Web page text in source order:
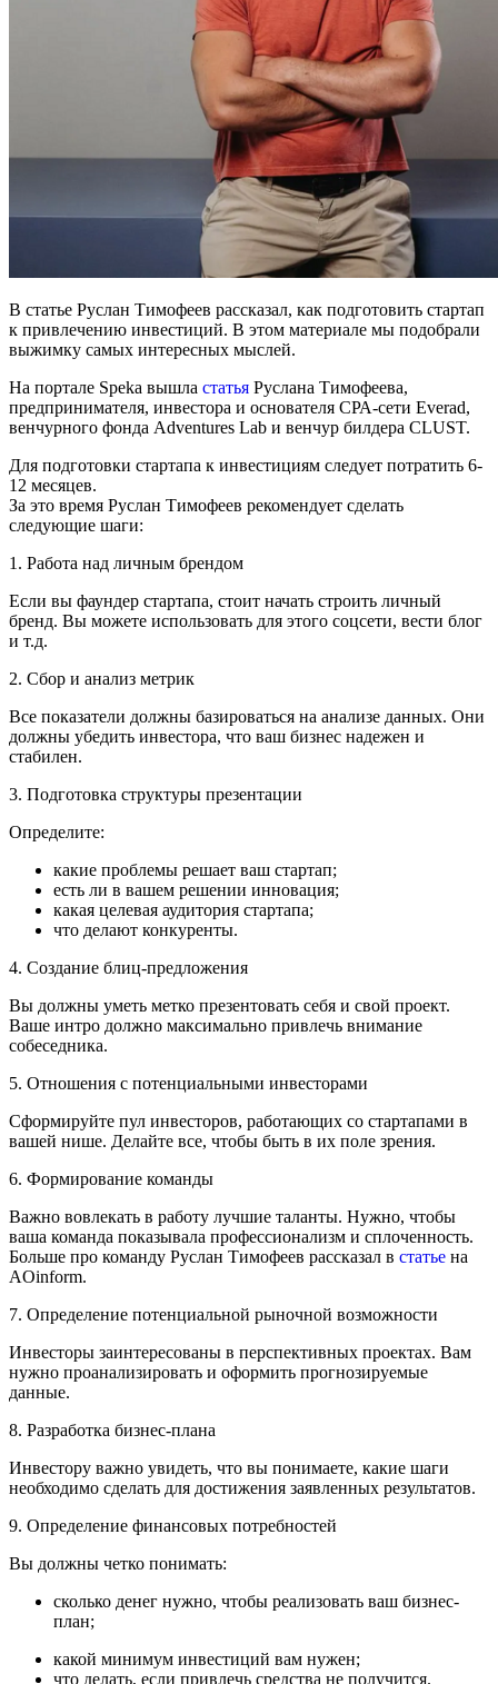
В статье Руслан Тимофеев рассказал, как подготовить стартап
к привлечению инвестиций. В этом материале мы подобрали
выжимку самых интересных мыслей.
На портале Speka вышла статья Руслана Тимофеева,
предпринимателя, инвестора и основателя СРА-сети Everad,
венчурного фонда Adventures Lab и венчур билдера CLUST.
Для подготовки стартапа к инвестициям следует потратить 6-
12 месяцев.
За это время Руслан Тимофеев рекомендует сделать
следующие шаги:
1. Работа над личным брендом
Если вы фаундер стартапа, стоит начать строить личный
бренд. Вы можете использовать для этого соцсети, вести блог
и т.д.
2. Сбор и анализ метрик
Все показатели должны базироваться на анализе данных. Они
должны убедить инвестора, что ваш бизнес надежен и
стабилен.
3. Подготовка структуры презентации
Определите:
какие проблемы решает ваш стартап;
есть ли в вашем решении инновация;
какая целевая аудитория стартапа;
что делают конкуренты.
4. Создание блиц-предложения
Вы должны уметь метко презентовать себя и свой проект.
Ваше интро должно максимально привлечь внимание
собеседника.
5. Отношения с потенциальными инвесторами
Сформируйте пул инвесторов, работающих со стартапами в
вашей нише. Делайте все, чтобы быть в их поле зрения.
6. Формирование команды
Важно вовлекать в работу лучшие таланты. Нужно, чтобы
ваша команда показывала профессионализм и сплоченность.
Больше про команду Руслан Тимофеев рассказал в статье на
AOinform.
7. Определение потенциальной рыночной возможности
Инвесторы заинтересованы в перспективных проектах. Вам
нужно проанализировать и оформить прогнозируемые
данные.
8. Разработка бизнес-плана
Инвестору важно увидеть, что вы понимаете, какие шаги
необходимо сделать для достижения заявленных результатов.
9. Определение финансовых потребностей
Вы должны четко понимать:
сколько денег нужно, чтобы реализовать ваш бизнес-
план;
какой минимум инвестиций вам нужен;
что делать, если привлечь средства не получится.